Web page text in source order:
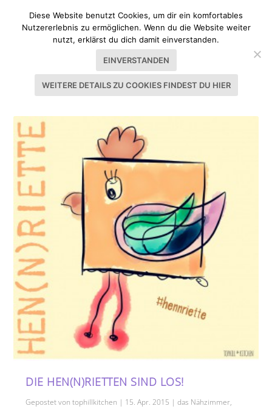
SCHLAGWORT:PROBENÄHEN
DIE HEN(N)RIETTEN SIND LOS!
Gepostet vontophillkitchen | 15. Apr. 2015 |das Nähzimmer,
Diese Website benutzt Cookies, um dir ein komfortables
Nutzererlebnis zu ermöglichen. Wenn du die Website weiter
nutzt, erklärst du dich damit einverstanden.
EINVERSTANDEN
WEITERE DETAILS ZU COOKIES FINDEST DU HIER